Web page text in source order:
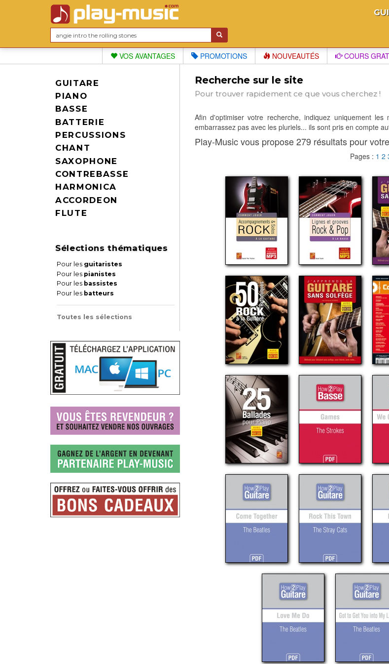
VOS AVANTAGES PROMOTIONS NOUVEAUTÉS COURS
GUITARE
PIANO
BASSE
BATTERIE
PERCUSSIONS
CHANT
SAXOPHONE
CONTREBASSE
HARMONICA
ACCORDEON
FLUTE
Sélections thématiques
Pour les guitaristes
Pour les pianistes
Pour les bassistes
Pour les batteurs
Toutes les sélections
Recherche sur le site
Pour trouver rapidement ce que vous cherchez !
Afin d'optimiser votre recherche, indiquez uniquement
embarrassez pas avec les pluriels... ils sont pris en compte
Play-Music vous propose 279 résultats pour
Pages : 1 2